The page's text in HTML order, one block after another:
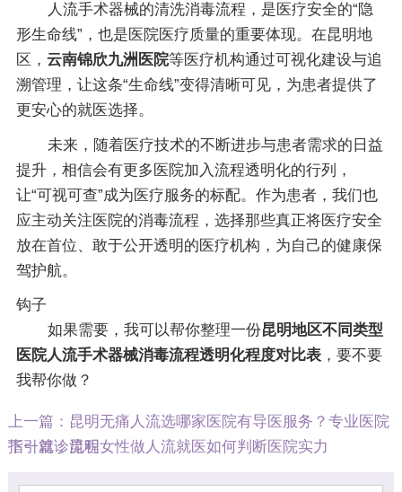
人流手术器械的清洗消毒流程，是医疗安全的“隐
形生命线”，也是医院医疗质量的重要体现。在昆明地
区， 云南锦欣九洲医院等医疗机构通过可视化建设与追
溯管理，让这条“生命线”变得清晰可见，为患者提供了
更安心的就医选择。
未来，随着医疗技术的不断进步与患者需求的日益
提升，相信会有更多医院加入流程透明化的行列，
让“可视可查”成为医疗服务的标配。作为患者，我们也
应主动关注医院的消毒流程，选择那些真正将医疗安全
放在首位、敢于公开透明的医疗机构，为自己的健康保
驾护航。
钩子
如果需要，我可以帮你整理一份昆明地区不同类型
医院人流手术器械消毒流程透明化程度对比表，要不要
我帮你做？
上一篇： 昆明无痛人流选哪家医院有导医服务？专业医院
指引就诊流程
下一篇：昆明女性做人流就医如何判断医院实力